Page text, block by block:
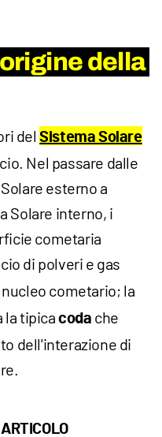
della
delSistema Solare
Nel passare dalle
esterno a
Solare interno, i
cometaria
di polveri e gas
cometario; la
la tipicacoda che
dell'interazione di